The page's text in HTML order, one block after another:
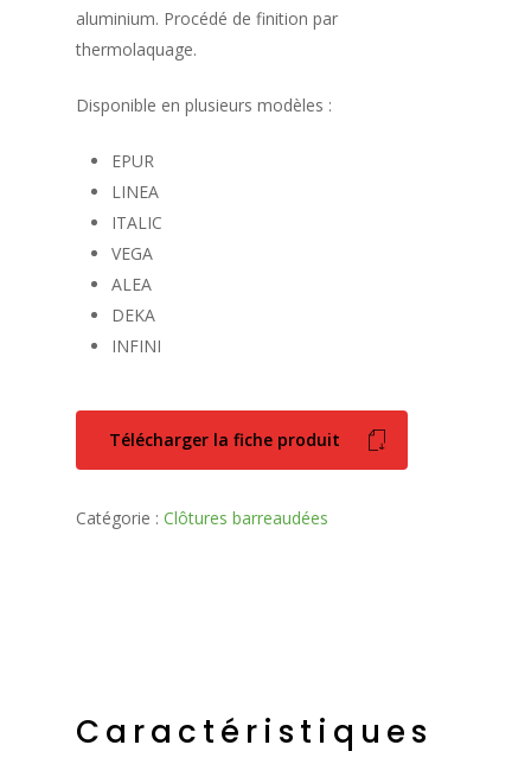
aluminium. Procédé de finition par
thermolaquage.
Disponible en plusieurs modèles :
EPUR
LINEA
ITALIC
VEGA
ALEA
DEKA
INFINI
Télécharger la fiche produit
Catégorie : Clôtures barreaudées
Caractéristiques